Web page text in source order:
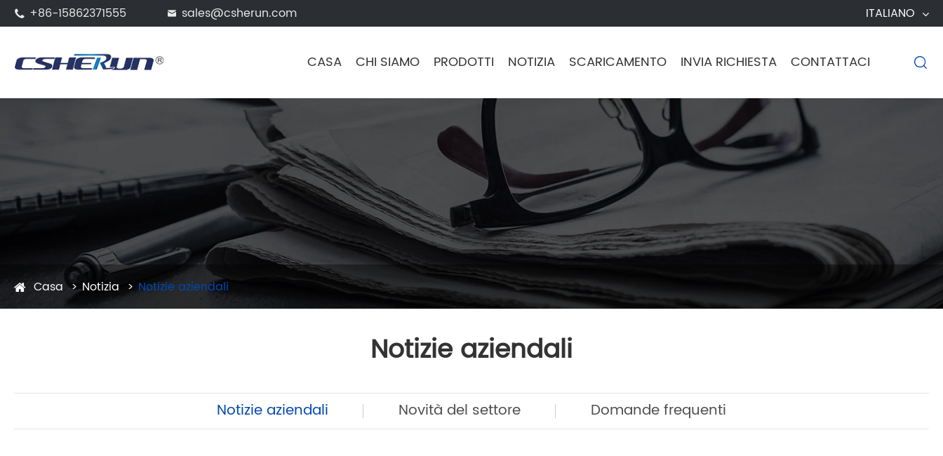
 +86-15862371555  sales@csherun.com ITALIANO
CASA CHI SIAMO PRODOTTI NOTIZIA SCARICAMENTO INVIA RICHIESTA CONTATTACI 
Casa Notizia Notizie aziendali
Notizie aziendali
Notizie aziendali Novità del settore Domande frequenti